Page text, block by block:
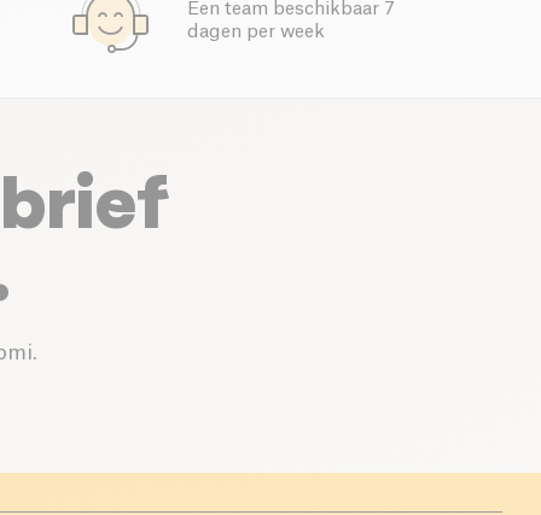
Een team beschikbaar 7
dagen per week